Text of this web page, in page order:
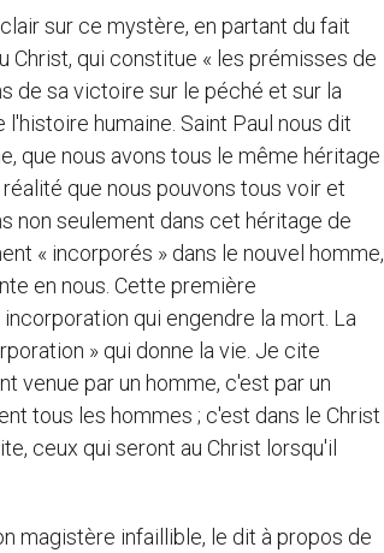
sur ce mystère, en partant du fait
Christ, qui constitue « les prémisses de
de sa victoire sur le péché et sur la
humaine. Saint Paul nous dit
que nous avons tous le même héritage
que nous pouvons tous voir et
non seulement dans cet héritage de
« incorporés » dans le nouvel homme,
en nous. Cette première
qui engendre la mort. La
» qui donne la vie. Je cite
venue par un homme, c'est par un
tous les hommes ; c'est dans le Christ
ceux qui seront au Christ lorsqu'il
magistère infaillible, le dit à propos de